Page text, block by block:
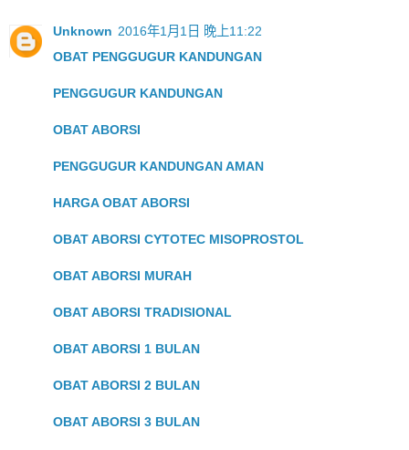
Unknown 2016年1月1日 晚上11:22
OBAT PENGGUGUR KANDUNGAN
PENGGUGUR KANDUNGAN
OBAT ABORSI
PENGGUGUR KANDUNGAN AMAN
HARGA OBAT ABORSI
OBAT ABORSI CYTOTEC MISOPROSTOL
OBAT ABORSI MURAH
OBAT ABORSI TRADISIONAL
OBAT ABORSI 1 BULAN
OBAT ABORSI 2 BULAN
OBAT ABORSI 3 BULAN